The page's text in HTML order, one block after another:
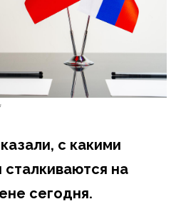
с какими
на
сегодня.